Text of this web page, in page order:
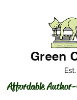
Affordable
Green